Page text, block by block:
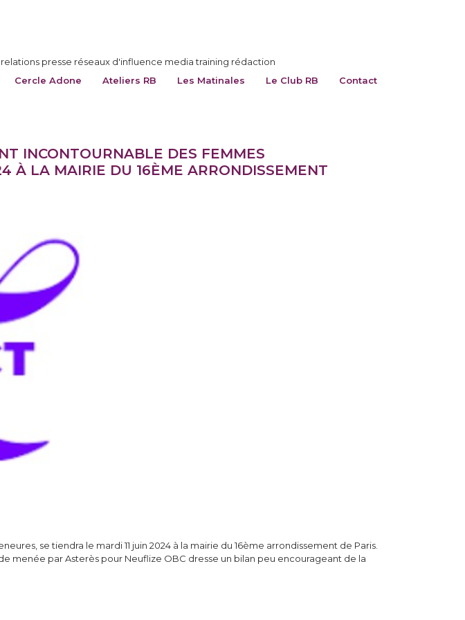
presse réseaux d'influence media training rédaction
Cercle Adone Ateliers RB Les Matinales Le Club RB Contact
INCONTOURNABLE DES FEMMES
À LA MAIRIE DU 16ÈME ARRONDISSEMENT
se tiendra le mardi 11 juin 2024 à la mairie du 16ème arrondissement de Paris.
menée par Asterès pour Neuflize OBC dresse un bilan peu encourageant de la